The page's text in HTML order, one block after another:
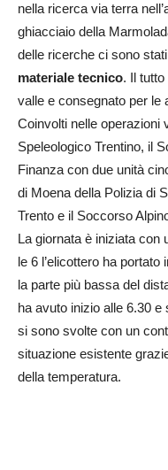
nella ricerca via terra
ghiacciaio della
delle ricerche ci sono
materiale tecnico. Il
valle e consegnato per le
Coinvolti nelle operazioni
Speleologico Trentino, il
Finanza con due unità
di Moena della Polizia di
Trento e il Soccorso
La giornata è iniziata con
le 6 l’elicottero ha
la parte più bassa del
ha avuto inizio alle 6.30
si sono svolte con un
situazione esistente
della temperatura.